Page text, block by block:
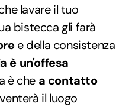
lavare il tuo
bistecca gli farà
e della consistenza
è un'offesa
è che a contatto
il luogo